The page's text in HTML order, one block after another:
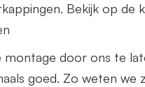
Bekijk op de
montage door ons te
goed. Zo weten we